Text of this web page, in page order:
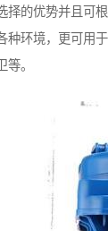
择的优势并且可
种环境，更可用
。